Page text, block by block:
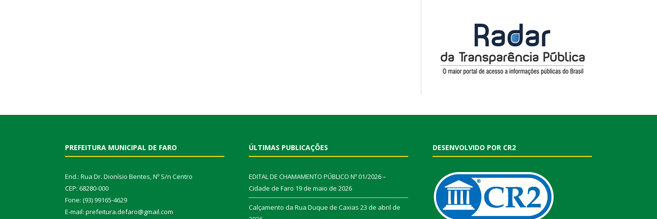
PREFEITURA MUNICIPAL DE FARO
End.: Rua Dr. Dionísio Bentes, Nº S/n Centro
CEP: 68280-000
Fone: (93) 99165-4629
E-mail: prefeitura.defaro@gmail.com
ÚLTIMAS PUBLICAÇÕES
EDITAL DE CHAMAMENTO PÚBLICO Nº 01/2026 –
Cidade de Faro 19 de maio de 2026
Calçamento da Rua Duque de Caxias 23 de abril de
DESENVOLVIDO POR CR2